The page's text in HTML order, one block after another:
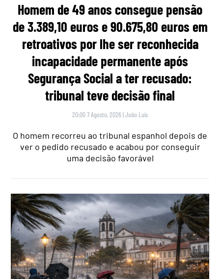
Homem de 49 anos consegue pensão
de 3.389,10 euros e 90.675,80 euros em
retroativos por lhe ser reconhecida
incapacidade permanente após
Segurança Social a ter recusado:
tribunal teve decisão final
20:00 7 Agosto, 2026 |João Luís
O homem recorreu ao tribunal espanhol depois de
ver o pedido recusado e acabou por conseguir
uma decisão favorável